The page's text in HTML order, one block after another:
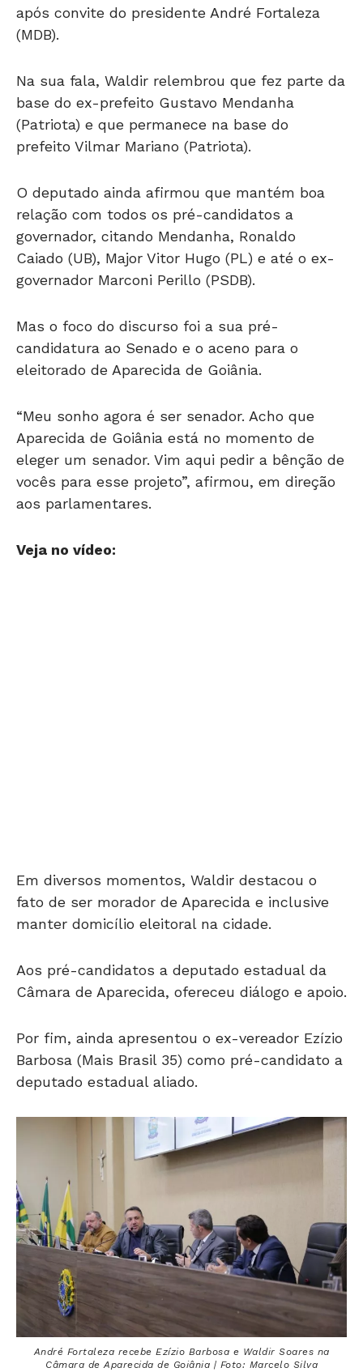
após convite do presidente André Fortaleza
(MDB).
Na sua fala, Waldir relembrou que fez parte da
base do ex-prefeito Gustavo Mendanha
(Patriota) e que permanece na base do
prefeito Vilmar Mariano (Patriota).
O deputado ainda afirmou que mantém boa
relação com todos os pré-candidatos a
governador, citando Mendanha, Ronaldo
Caiado (UB), Major Vitor Hugo (PL) e até o ex-
governador Marconi Perillo (PSDB).
Mas o foco do discurso foi a sua pré-
candidatura ao Senado e o aceno para o
eleitorado de Aparecida de Goiânia.
“Meu sonho agora é ser senador. Acho que
Aparecida de Goiânia está no momento de
eleger um senador. Vim aqui pedir a bênção de
vocês para esse projeto”, afirmou, em direção
aos parlamentares.
Veja no vídeo:
Em diversos momentos, Waldir destacou o
fato de ser morador de Aparecida e inclusive
manter domicílio eleitoral na cidade.
Aos pré-candidatos a deputado estadual da
Câmara de Aparecida, ofereceu diálogo e apoio.
Por fim, ainda apresentou o ex-vereador Ezízio
Barbosa (Mais Brasil 35) como pré-candidato a
deputado estadual aliado.
André Fortaleza recebe Ezízio Barbosa e Waldir Soares na
Câmara de Aparecida de Goiânia | Foto: Marcelo Silva